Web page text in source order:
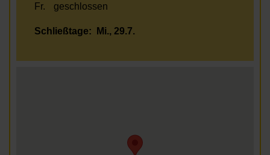
Fr.
geschlossen
Schließtage: Mi., 29.7.